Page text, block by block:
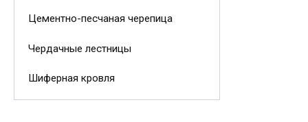
Цементно-песчаная черепица
Чердачные лестницы
Шиферная кровля